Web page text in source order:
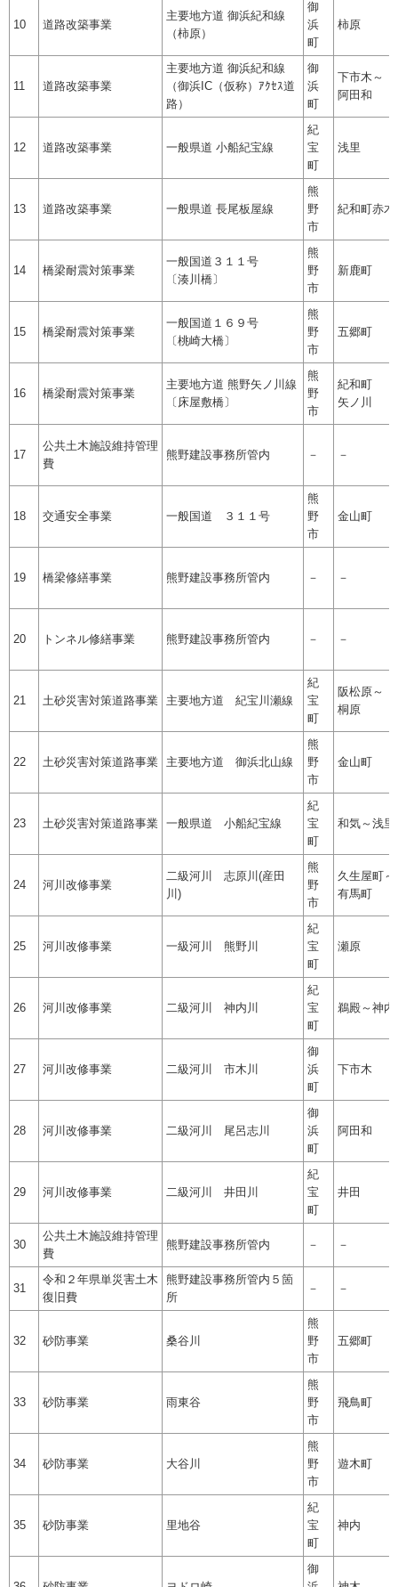
10 道路改築事業
主要地方道 御浜紀和線
（柿原）
御
浜
町
柿原
11 道路改築事業
主要地方道 御浜紀和線
（御浜IC（仮称）ｱｸｾｽ道
路）
御
浜
町
下市木～
阿田和
12 道路改築事業 一般県道 小船紀宝線
紀
宝
町
浅里
13 道路改築事業 一般県道 長尾板屋線
熊
野
市
紀和町赤木
14 橋梁耐震対策事業
一般国道３１１号
〔湊川橋〕
熊
野
市
新鹿町
15 橋梁耐震対策事業
一般国道１６９号
〔桃崎大橋〕
熊
野
市
五郷町
16 橋梁耐震対策事業
主要地方道 熊野矢ノ川線
〔床屋敷橋〕
熊
野
市
紀和町
矢ノ川
17
公共土木施設維持管理
費
熊野建設事務所管内 － －
18 交通安全事業 一般国道 ３１１号
熊
野
市
金山町
19 橋梁修繕事業 熊野建設事務所管内 － －
20 トンネル修繕事業 熊野建設事務所管内 － －
21 土砂災害対策道路事業 主要地方道 紀宝川瀬線
紀
宝
町
阪松原～
桐原
22 土砂災害対策道路事業 主要地方道 御浜北山線
熊
野
市
金山町
23 土砂災害対策道路事業 一般県道 小船紀宝線
紀
宝
町
和気～浅里
24 河川改修事業
二級河川 志原川(産田
川)
熊
野
市
久生屋町～
有馬町
25 河川改修事業 一級河川 熊野川
紀
宝
町
瀬原
26 河川改修事業 二級河川 神内川
紀
宝
町
鵜殿～神内
27 河川改修事業 二級河川 市木川
御
浜
町
下市木
28 河川改修事業 二級河川 尾呂志川
御
浜
町
阿田和
29 河川改修事業 二級河川 井田川
紀
宝
町
井田
30
公共土木施設維持管理
費
熊野建設事務所管内 － －
31
令和２年県単災害土木
復旧費
熊野建設事務所管内５箇
所
－ －
32 砂防事業 桑谷川
熊
野
市
五郷町
33 砂防事業 雨東谷
熊
野
市
飛鳥町
34 砂防事業 大谷川
熊
野
市
遊木町
35 砂防事業 里地谷
紀
宝
町
神内
御